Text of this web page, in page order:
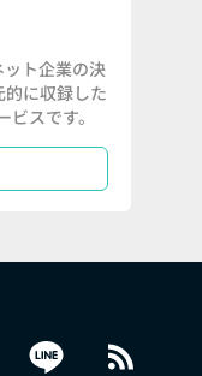
ット企業の決
に収録した
スです。